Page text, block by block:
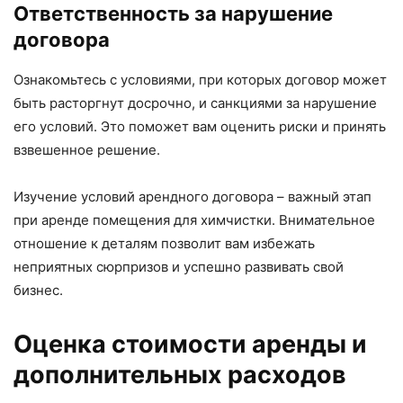
Ответственность за нарушение
договора
Ознакомьтесь с условиями, при которых договор может
быть расторгнут досрочно, и санкциями за нарушение
его условий. Это поможет вам оценить риски и принять
взвешенное решение.
Изучение условий арендного договора – важный этап
при аренде помещения для химчистки. Внимательное
отношение к деталям позволит вам избежать
неприятных сюрпризов и успешно развивать свой
бизнес.
Оценка стоимости аренды и
дополнительных расходов